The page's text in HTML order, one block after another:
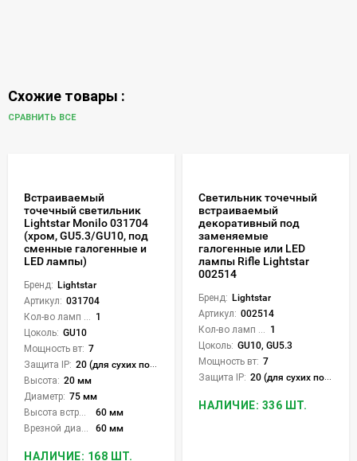
Схожие товары :
СРАВНИТЬ ВСЕ
Встраиваемый
точечный светильник
Lightstar Monilo 031704
(хром, GU5.3/GU10, под
сменные галогенные и
LED лампы)
Бренд: Lightstar
Артикул: 031704
1
Цоколь: GU10
Мощность вт: 7
Защита IP: 20 (для сухих пом.)
Высота: 20 мм
Диаметр: 75 мм
60 мм
60 мм
НАЛИЧИЕ: 168 ШТ.
Светильник точечный
встраиваемый
декоративный под
заменяемые
галогенные или LED
лампы Rifle Lightstar
002514
Бренд: Lightstar
Артикул: 002514
1
Цоколь: GU10, GU5.3
Мощность вт: 7
Защита IP: 20 (для сухих пом.)
НАЛИЧИЕ: 336 ШТ.